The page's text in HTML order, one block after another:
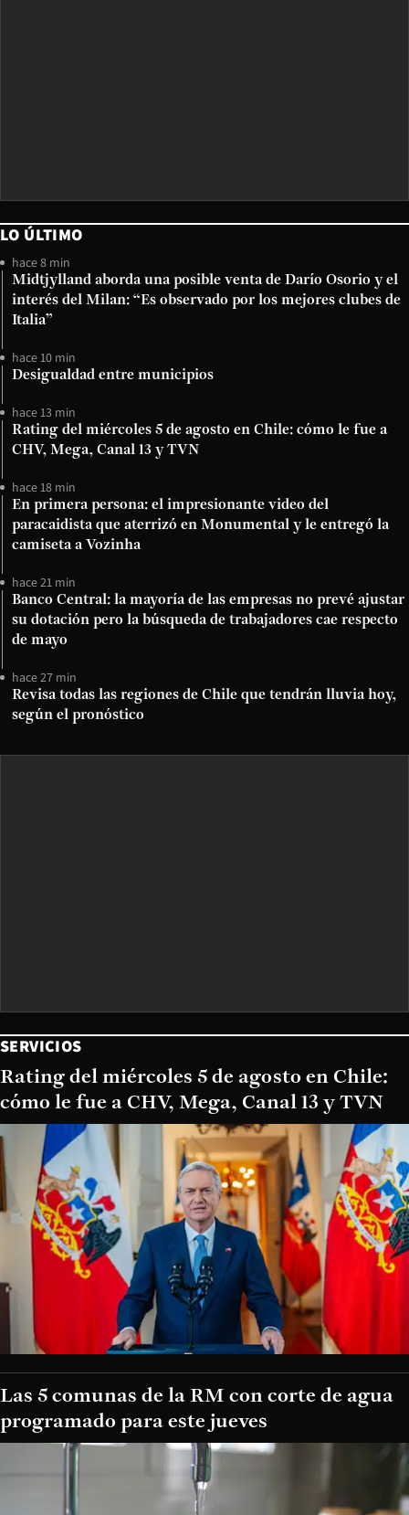
LO ÚLTIMO
hace 8 min
Midtjylland aborda una posible venta de Darío Osorio y el
interés del Milan: “Es observado por los mejores clubes de
Italia”
hace 10 min
Desigualdad entre municipios
hace 13 min
Rating del miércoles 5 de agosto en Chile: cómo le fue a
CHV, Mega, Canal 13 y TVN
hace 18 min
En primera persona: el impresionante video del
paracaidista que aterrizó en Monumental y le entregó la
camiseta a Vozinha
hace 21 min
Banco Central: la mayoría de las empresas no prevé ajustar
su dotación pero la búsqueda de trabajadores cae respecto
de mayo
hace 27 min
Revisa todas las regiones de Chile que tendrán lluvia hoy,
según el pronóstico
SERVICIOS
Rating del miércoles 5 de agosto en Chile:
cómo le fue a CHV, Mega, Canal 13 y TVN
Las 5 comunas de la RM con corte de agua
programado para este jueves